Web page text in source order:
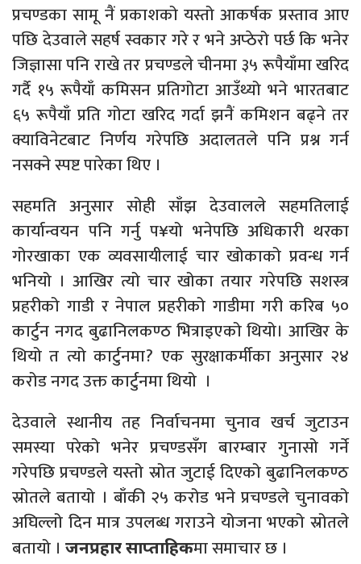
प्रचण्डका सामू नैं प्रकाशको यस्तो आकर्षक प्रस्ताव आए
पछि देउवाले सहर्ष स्वकार गरे र भने अप्ठेरो पर्छ कि भनेर
जिज्ञासा पनि राखे तर प्रचण्डले चीनमा ३५ रूपैयाँमा खरिद
गर्दै १५ रूपैयाँ कमिसन प्रतिगोटा आउँथ्यो भने भारतबाट
६५ रूपैयाँ प्रति गोटा खरिद गर्दा झनैं कमिशन बढ्ने तर
क्याविनेटबाट निर्णय गरेपछि अदालतले पनि प्रश्न गर्न
नसक्ने स्पष्ट पारेका थिए ।
सहमति अनुसार सोही साँझ देउवालले सहमतिलाई
कार्यान्वयन पनि गर्नु प¥यो भनेपछि अधिकारी थरका
गोरखाका एक व्यवसायीलाई चार खोकाको प्रवन्ध गर्न
भनियो । आखिर त्यो चार खोका तयार गरेपछि सशस्त्र
प्रहरीको गाडी र नेपाल प्रहरीको गाडीमा गरी करिब ५०
कार्टुन नगद बुढानिलकण्ठ भित्राइएको थियो। आखिर के
थियो त त्यो कार्टुनमा? एक सुरक्षाकर्मीका अनुसार २४
करोड नगद उक्त कार्टुनमा थियो ।
देउवाले स्थानीय तह निर्वाचनमा चुनाव खर्च जुटाउन
समस्या परेको भनेर प्रचण्डसँग बारम्बार गुनासो गर्ने
गरेपछि प्रचण्डले यस्तो स्रोत जुटाई दिएको बुढानिलकण्ठ
स्रोतले बतायो । बाँकी २५ करोड भने प्रचण्डले चुनावको
अघिल्लो दिन मात्र उपलब्ध गराउने योजना भएको स्रोतले
बतायो । जनप्रहार साप्ताहिकमा समाचार छ ।